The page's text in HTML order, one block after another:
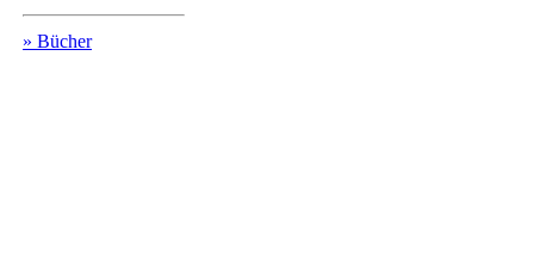
» Bücher